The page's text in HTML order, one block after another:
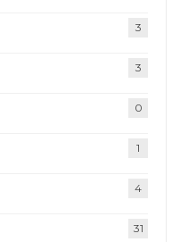
3
3
0
1
4
31